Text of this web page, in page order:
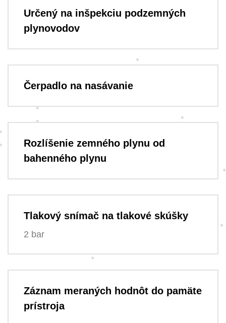
Určený na inšpekciu podzemných
plynovodov
Čerpadlo na nasávanie
Rozlíšenie zemného plynu od
bahenného plynu
Tlakový snímač na tlakové skúšky
2 bar
Záznam meraných hodnôt do pamäte
prístroja